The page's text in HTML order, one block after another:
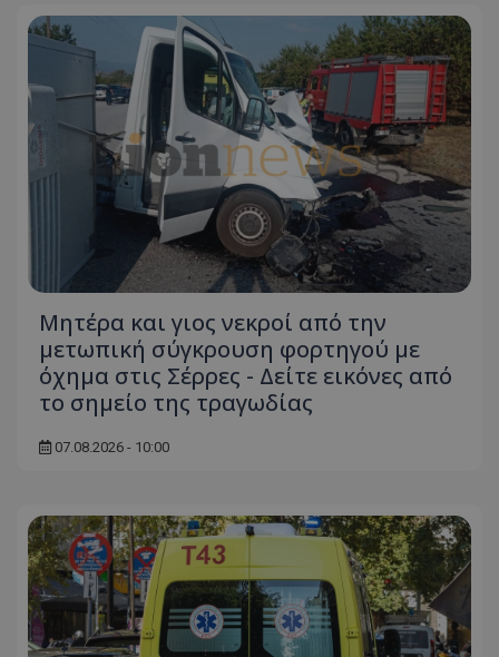
Μητέρα και γιος νεκροί από την
μετωπική σύγκρουση φορτηγού με
όχημα στις Σέρρες - Δείτε εικόνες από
το σημείο της τραγωδίας
07.08.2026 - 10:00